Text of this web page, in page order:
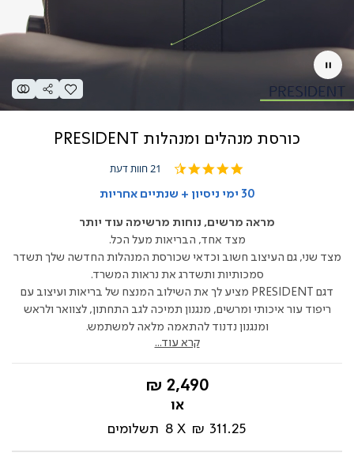
Pause
כורסת מנהלים ומנהלות PRESIDENT
4.4
rating
21 חוות דעת
30 ימי ניסיון + שנתיים אחריות
מראה מרשים, נוחות מרשימה עוד יותר
מצד אחד, הבריאות מעל הכל.
מצד שני, גם העיצוב חשוב וכדאי שכורסת המנהלות החדשה שלך תשדר
סמכותיות ותשדרג את נראות המשרד.
דגם PRESIDENT מציע לך את השילוב המנצח של בריאות ועיצוב עם
ריפוד עור איכותי ומרשים, מנגנון תמיכה לגב התחתון, לצוואר ולראש
ומנגנון נדנוד להתאמה מלאה למשתמש.
קרא עוד...
החל
2,490 ₪
311.25 ₪
8 תשלומים